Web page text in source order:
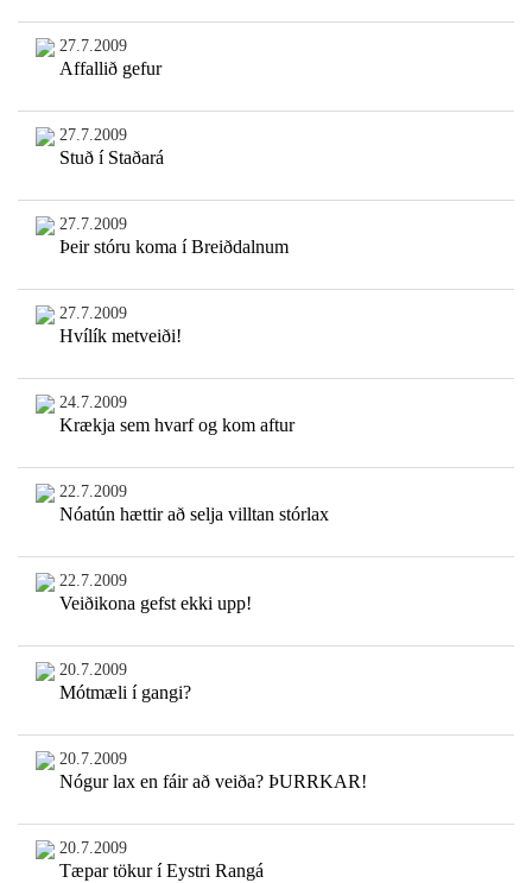
27.7.2009
Affallið gefur
27.7.2009
Stuð í Staðará
27.7.2009
Þeir stóru koma í Breiðdalnum
27.7.2009
Hvílík metveiði!
24.7.2009
Krækja sem hvarf og kom aftur
22.7.2009
Nóatún hættir að selja villtan stórlax
22.7.2009
Veiðikona gefst ekki upp!
20.7.2009
Mótmæli í gangi?
20.7.2009
Nógur lax en fáir að veiða? ÞURRKAR!
20.7.2009
Tæpar tökur í Eystri Rangá